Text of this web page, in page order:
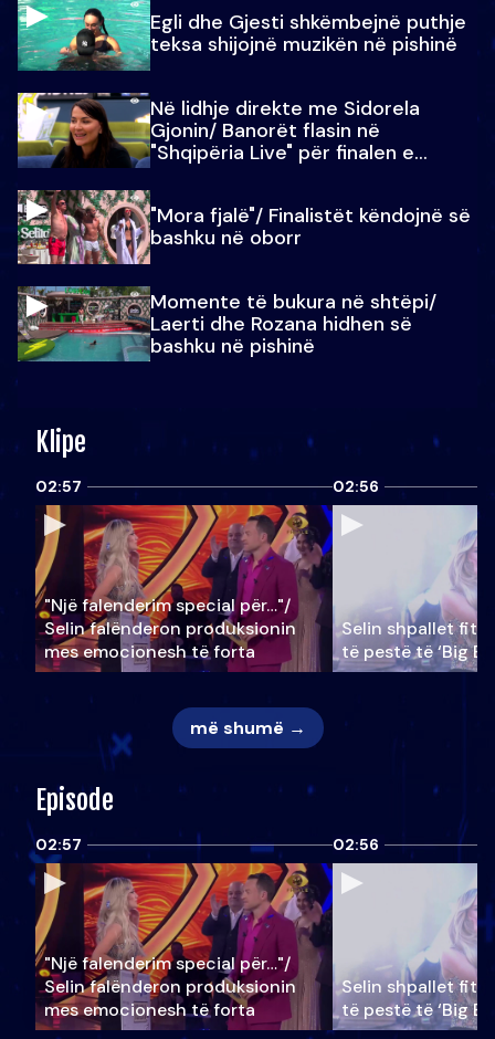
Egli dhe Gjesti shkëmbejnë puthje
teksa shijojnë muzikën në pishinë
Në lidhje direkte me Sidorela
Gjonin/ Banorët flasin në
"Shqipëria Live" për finalen e
"Mora fjalë"/ Finalistët këndojnë së
bashku në oborr
Momente të bukura në shtëpi/
Laerti dhe Rozana hidhen së
bashku në pishinë
Klipe
02:57
"Një falenderim special për…"/
Selin falënderon produksionin
mes emocionesh të forta
02:56
Selin shpallet
të pestë të ‘Big
më shumë →
Episode
02:57
"Një falenderim special për…"/
Selin falënderon produksionin
mes emocionesh të forta
02:56
Selin shpallet
të pestë të ‘Big